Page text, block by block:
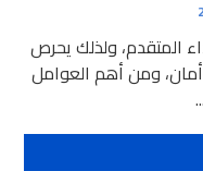
المتقدم، ولذلك يحرص
ومن أهم العوامل